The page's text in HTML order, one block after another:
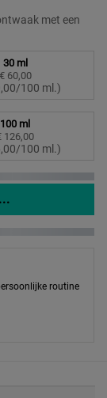
met een
Geselecteerd
30 ml
€ 60,00
100 ml.)
, 2 of 4
Geselecteerd
100 ml
126,00
100 ml.)
, 4 of 4
routine